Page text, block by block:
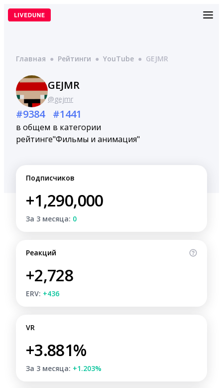
Перейти
Главная ● Рейтинги ● YouTube ● GEJMR
GEJMR
@gejmr
#9384
в общем
рейтинге
#1441
в категории
"Фильмы и анимация"
Подписчиков
+1,290,000
За 3 месяца: 0
Реакций
+2,728
ERV: +436
VR
+3.881%
За 3 месяца: +1.203%